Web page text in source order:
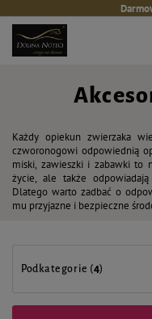
Każdy opiekun zwierzaka
czworonogowi odpowiednią
miski, zawieszki i zabawki to
życie, ale także
Dlatego warto zadbać o
mu przyjazne i bezpieczne
Podkategorie (4)